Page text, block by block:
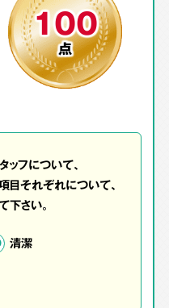
100
点
ッフについて、
目それぞれについて、
さい。
清潔